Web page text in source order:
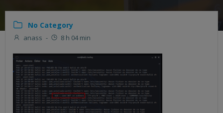
No Category
anass - 8 h 04 min